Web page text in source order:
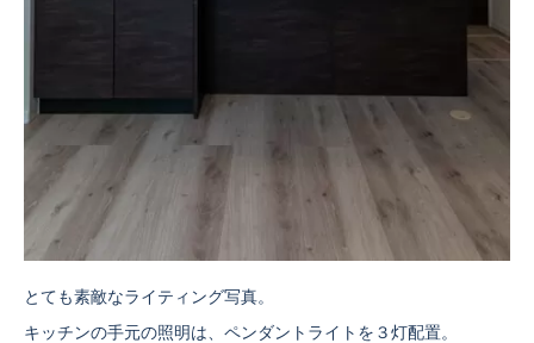
とても素敵なライティング写真。
キッチンの手元の照明は、ペンダントライトを３灯配置。